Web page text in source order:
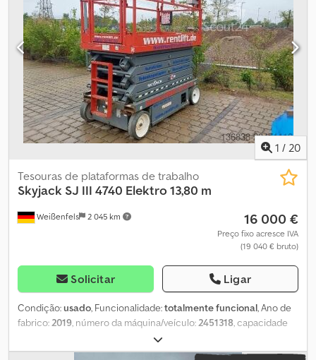
Dados técnicos Ano de fabrico 2017 Motor elétrico Altura de
trabalho 9,92 m Altura da plataforma 7,92 m Dimensões da
plataforma (C x L) 2,13 m x 0,71 m Extensão da plataforma 0,91 m
Dimensões totais (C x L x A) 2,32 m x 0,84 m x 1,91 m Peso 1890 kg
Dksdpfx Ajxp Anaecqer Capacidade máxima de carga 227 kg
Capacidade máxima de subida 30% Velocidade de deslocação 1,1
- 3,2 km/h Entrega opcional possível Aluguer opcional possível
Totalmente funcional, estado geral de uso
1 / 20
Weißenfels 2 045 km
Tesouras de plataformas de trabalho
Skyjack SJ III 4740 Elektro 13,80 m
16 000 €
Preço fixo acresce IVA
(19 040 € bruto)
Solicitar Ligar
Condição:usado, Funcionalidade:totalmente funcional, Ano de
fabrico:2019, número da máquina/veículo:2451318, capacidade
, tipo de mastro:telescópico
11 800 mm, comprimento da plataforma:2 190 mm, largura da